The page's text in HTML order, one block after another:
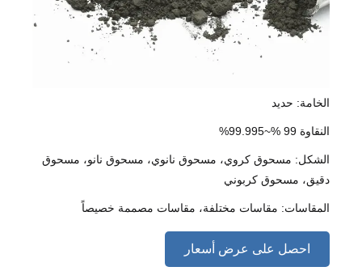
الخامة: حديد
النقاوة 99 %~99.995%
الشكل: مسحوق كروي، مسحوق نانوي، مسحوق نانو، مسحوق
دقيق، مسحوق كربوني
المقاسات: مقاسات مختلفة، مقاسات مصممة خصيصاً
احصل على عرض أسعار